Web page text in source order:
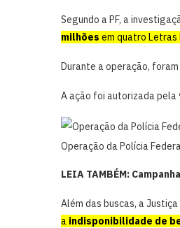
Segundo a PF, a
milhões em quatro Letras
Durante a operação,
A ação foi autorizada pela
Operação da Polícia
LEIA TAMBÉM:
Além das buscas, a
a indisponibilidade de